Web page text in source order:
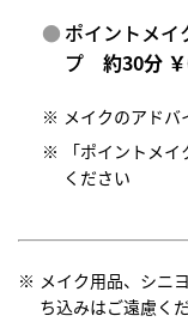
ポイントメイ
プ約30分
メイクのアド
「ポイントメ
ください
メイク用品、シニ
ち込みはご遠慮くだ